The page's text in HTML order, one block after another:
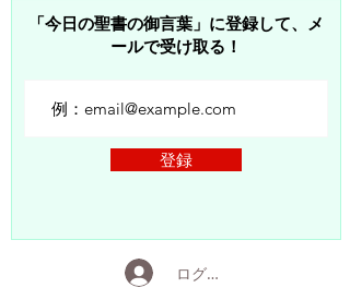
「今日の聖書の御言葉」に登録して、メ
ールで受け取る！
登録
ログイン